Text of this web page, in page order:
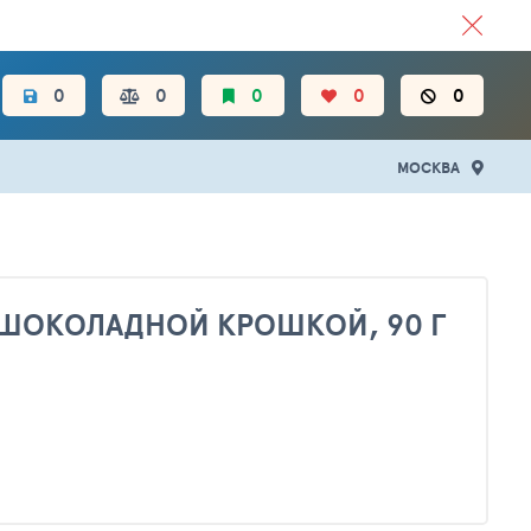
0 0 0 0 0
МОСКВА
КРОШКОЙ, 90 Г